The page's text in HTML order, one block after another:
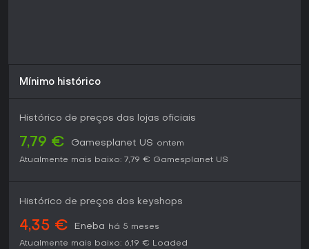
Mínimo histórico
Histórico de preços das lojas oficiais
7,79 € Gamesplanet US ontem
Atualmente mais baixo: 7,79 € Gamesplanet US
Histórico de preços dos keyshops
4,35 € Eneba
há 5 meses
Atualmente mais baixo: 6,19 € Loaded